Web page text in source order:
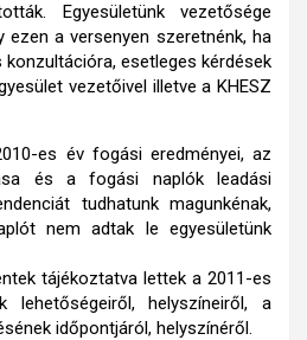
Egyesületünk vezetősége
ezen a versenyen szeretnénk, ha
esetleges kérdések
vezetőivel illetve a KHESZ
es év fogási eredményei, az
és a fogási naplók leadási
tudhatunk magunkénak,
nem adtak le egyesületünk
tájékoztatva lettek a 2011-es
lehetőségeiről, helyszíneiről, a
időpontjáról, helyszínéről.